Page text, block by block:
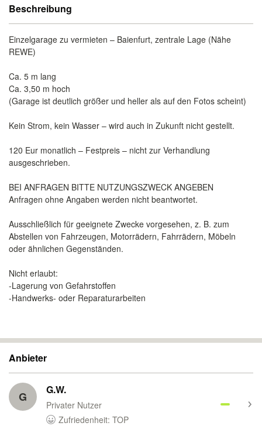
Beschreibung
Einzelgarage zu vermieten – Baienfurt, zentrale Lage (Nähe
REWE)
Ca. 5 m lang
Ca. 3,50 m hoch
(Garage ist deutlich größer und heller als auf den Fotos scheint)
Kein Strom, kein Wasser – wird auch in Zukunft nicht gestellt.
120 Eur monatlich – Festpreis – nicht zur Verhandlung
ausgeschrieben.
BEI ANFRAGEN BITTE NUTZUNGSZWECK ANGEBEN
Anfragen ohne Angaben werden nicht beantwortet.
Ausschließlich für geeignete Zwecke vorgesehen, z. B. zum
Abstellen von Fahrzeugen, Motorrädern, Fahrrädern, Möbeln
oder ähnlichen Gegenständen.
Nicht erlaubt:
-Lagerung von Gefahrstoffen
-Handwerks- oder Reparaturarbeiten
Anbieter
G G.W.
Privater Nutzer
Zufriedenheit: TOP